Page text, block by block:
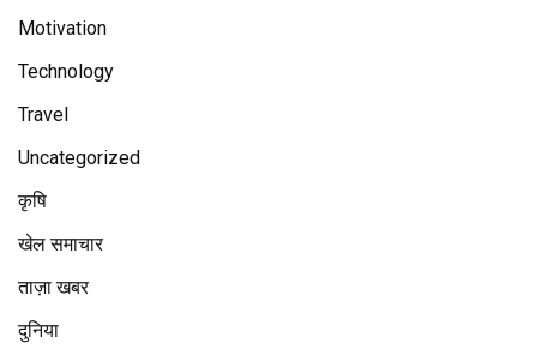
Motivation
Technology
Travel
Uncategorized
कृषि
खेल समाचार
ताज़ा खबर
दुनिया